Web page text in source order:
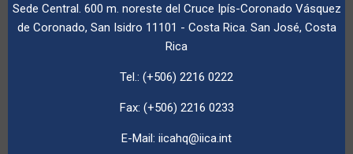
Sede Central. 600 m. noreste del Cruce Ipís-Coronado Vásquez
de Coronado, San Isidro 11101 - Costa Rica. San José, Costa
Rica
Tel.: (+506) 2216 0222
Fax: (+506) 2216 0233
E-Mail: iicahq@iica.int